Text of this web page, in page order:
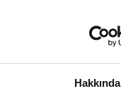
Hakkında